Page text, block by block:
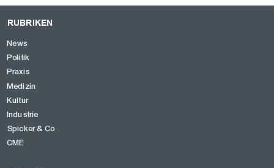
RUBRIKEN
News
Politik
Praxis
Medizin
Kultur
Industrie
Spicker & Co
CME